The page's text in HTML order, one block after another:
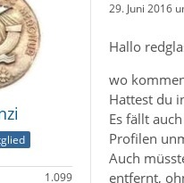
1.099
29. Juni 2016
Hallo
wo
Hattest du
Es fällt
Profilen
Auch
entfernt,